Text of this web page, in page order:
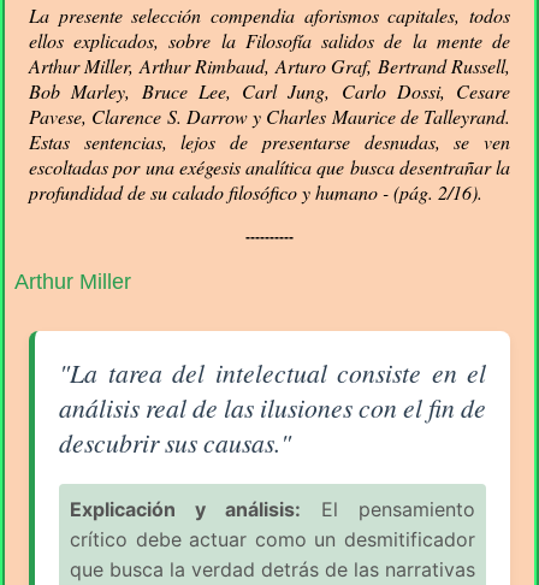
La presente selección compendia aforismos capitales, todos
ellos explicados, sobre la Filosofía salidos de la mente de
Arthur Miller, Arthur Rimbaud, Arturo Graf, Bertrand Russell,
Bob Marley, Bruce Lee, Carl Jung, Carlo Dossi, Cesare
Pavese, Clarence S. Darrow y Charles Maurice de Talleyrand.
Estas sentencias, lejos de presentarse desnudas, se ven
escoltadas por una exégesis analítica que busca desentrañar la
profundidad de su calado filosófico y humano - (pág. 2/16).
----------
Arthur Miller
Aforismo sobre la Filosofía (pág. 2/16) - Arthur
"La tarea del intelectual consiste en el
análisis real de las ilusiones con el fin de
descubrir sus causas."
Explicación y análisis: El pensamiento
crítico debe actuar como un desmitificador
que busca la verdad detrás de las narrativas